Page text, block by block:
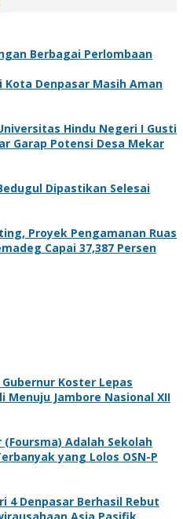
Berbagai Perlombaan
Kota Denpasar Masih Aman
Hindu Negeri I Gusti
Garap Potensi Desa Mekar
Dipastikan Selesai
Proyek Pengamanan Ruas
Capai 37,387 Persen
Koster Lepas
Menuju Jambore Nasional XII
(Foursma) Adalah Sekolah
yang Lolos OSN-P
4 Denpasar Berhasil Rebut